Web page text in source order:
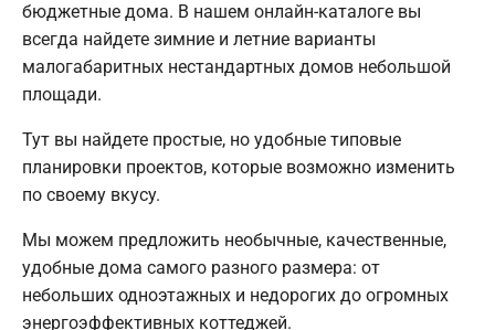
бюджетные дома. В нашем онлайн-каталоге вы
всегда найдете зимние и летние варианты
малогабаритных нестандартных домов небольшой
площади.
Тут вы найдете простые, но удобные типовые
планировки проектов, которые возможно изменить
по своему вкусу.
Мы можем предложить необычные, качественные,
удобные дома самого разного размера: от
небольших одноэтажных и недорогих до огромных
энергоэффективных коттеджей.